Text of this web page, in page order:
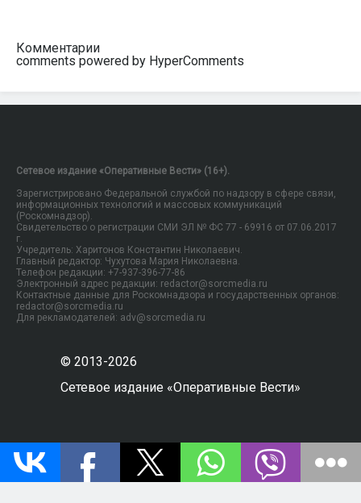
Комментарии
comments powered by HyperComments
Сетевое издание «Оперативные Вести» (16+).
Зарегистрировано Федеральной службой по надзору в сфере связи,
информационных технологий и массовых коммуникаций
(Роскомнадзор).
Свидетельство о регистрации СМИ ЭЛ № ФС 77 - 69916 от 07.06.2017
г.
Учредитель: Харитонов Константин Николаевич.
Главный редактор: Чухутова Мария Николаевна.
Телефон редакции: +7-937-396-77-86
Электронный адрес редакции: redactor@sorcmedia.ru
Контактные данные для Роскомнадзора и государственных органов:
redactor@sorcmedia.ru
Для рекламодателей: adv@sorcmedia.ru
© 2013-2026
Сетевое издание «Оперативные Вести»